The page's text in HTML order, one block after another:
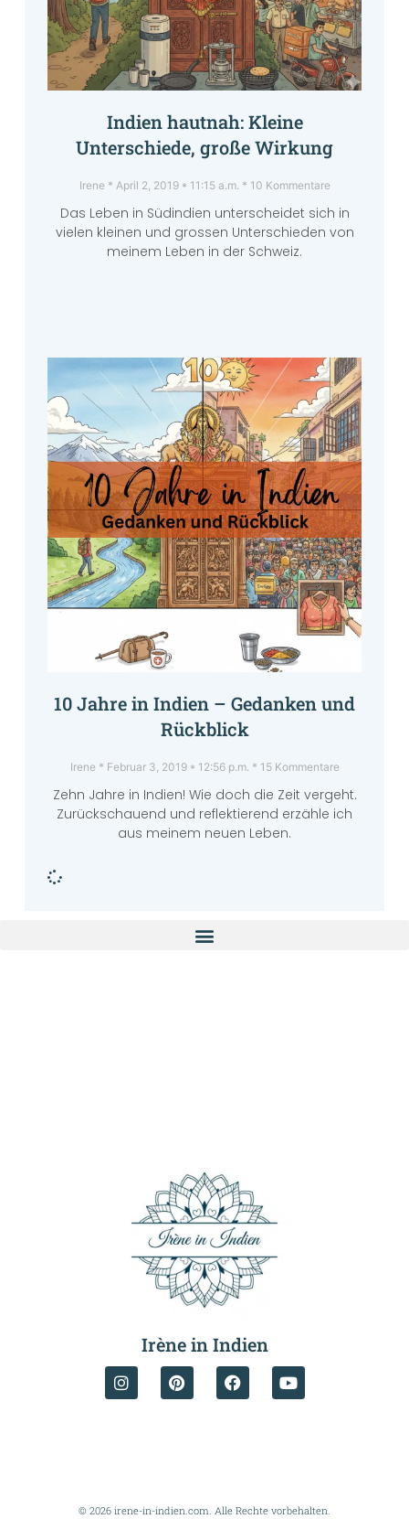
Indien hautnah: Kleine
Unterschiede, große Wirkung
Irene April 2, 2019 11:15 a.m. 10 Kommentare
Das Leben in Südindien unterscheidet sich in
vielen kleinen und grossen Unterschieden von
meinem Leben in der Schweiz.
10 Jahre in Indien – Gedanken und
Rückblick
Irene Februar 3, 2019 12:56 p.m. 15 Kommentare
Zehn Jahre in Indien! Wie doch die Zeit vergeht.
Zurückschauend und reflektierend erzähle ich
aus meinem neuen Leben.
Irène in Indien
© 2026 irene-in-indien.com. Alle Rechte vorbehalten.